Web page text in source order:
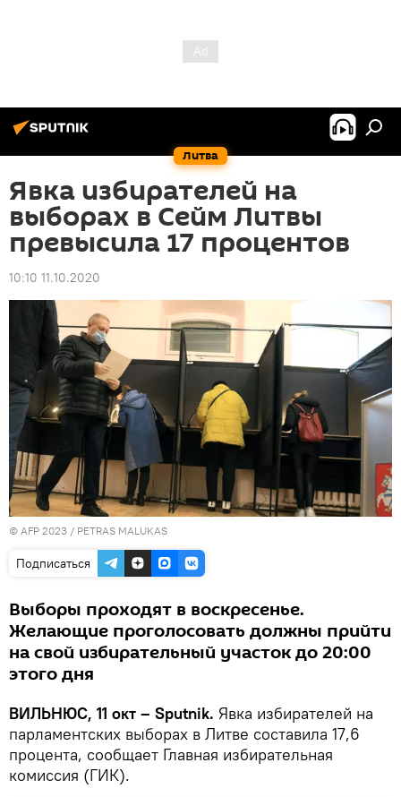
Литва
Явка избирателей на
выборах в Сейм Литвы
превысила 17 процентов
10:10 11.10.2020
© AFP 2023 / PETRAS MALUKAS
Подписаться
Выборы проходят в воскресенье.
Желающие проголосовать должны прийти
на свой избирательный участок до 20:00
этого дня
ВИЛЬНЮС, 11 окт – Sputnik. Явка избирателей на
парламентских выборах в Литве составила 17,6
процента, сообщает Главная избирательная
комиссия (ГИК).